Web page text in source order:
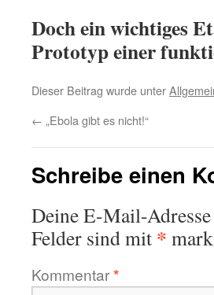
Doch ein wichtiges
Prototyp einer
Dieser Beitrag wurde unter
← „Ebola gibt es nicht!“
Schreibe einen
Deine E-Mail-
Felder sind mit *
Kommentar*